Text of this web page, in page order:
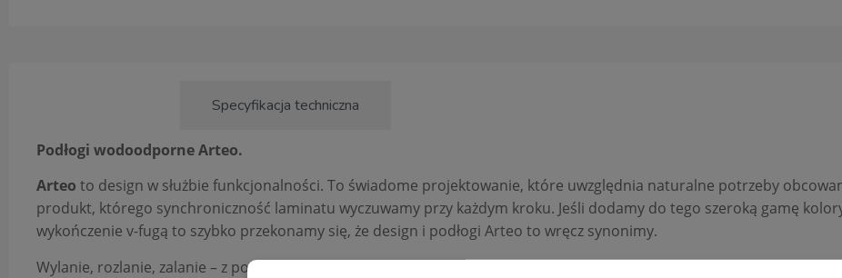
Specyfikacja techniczna
Podłogi wodoodporne Arteo.
Arteo to design w służbie funkcjonalności. To świadome projektowanie, które uwzględnia naturalne potrzeby
produkt, którego synchroniczność laminatu wyczuwamy przy każdym kroku. Jeśli dodamy do tego szeroką gamę
wykończenie v-fugą to szybko przekonamy się, że design i podłogi Arteo to wręcz synonimy.
Wylanie, rozlanie, zalanie – z podłogamiArteoto już nie jest problem. Prawdziwawodoodpornośćnaszych paneli